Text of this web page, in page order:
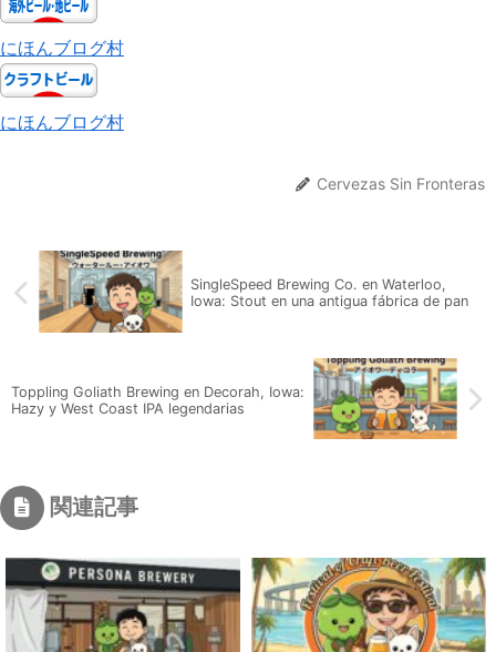
にほんブログ村
にほんブログ村
Cervezas Sin Fronteras
SingleSpeed Brewing Co. en Waterloo,
Iowa: Stout en una antigua fábrica de pan
Toppling Goliath Brewing en Decorah, Iowa:
Hazy y West Coast IPA legendarias
関連記事